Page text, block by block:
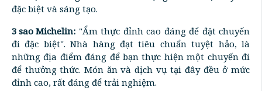
đặc biệt và sáng tạo.
3 sao Michelin: "Ẩm thực đỉnh cao đáng để đặt chuyến
đi đặc biệt". Nhà hàng đạt tiêu chuẩn tuyệt hảo, là
những địa điểm đáng để bạn thực hiện một chuyến đi
để thưởng thức. Món ăn và dịch vụ tại đây đều ở mức
đỉnh cao, rất đáng để trải nghiệm.